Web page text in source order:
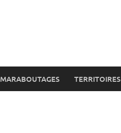
MARABOUTAGES TERRITOIRES